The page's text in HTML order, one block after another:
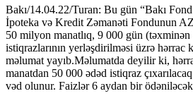
Bakı/14.04.22/Turan: Bu gün “Bakı
İpoteka və Kredit Zəmanəti Fondunun
50 milyon manatlıq, 9 000 gün
istiqrazlarının yerləşdirilməsi üzrə
məlumat yayıb.Məlumatda deyilir ki,
manatdan 50 000 ədəd istiqraz
vəd olunur. Faizlər 6 aydan bir